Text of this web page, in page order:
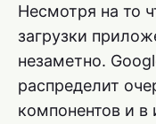
Несмотря на то
загрузки
незаметно.
распределит
компонентов и в